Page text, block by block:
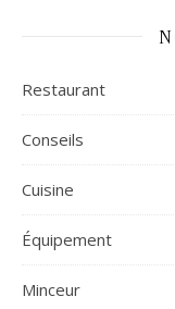
Restaurant
Conseils
Cuisine
Équipement
Minceur